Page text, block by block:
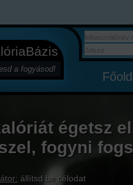
a fogyásod!
égetsz
fogyni
állítsd be célodat